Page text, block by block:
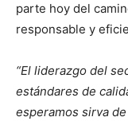
parte hoy del
responsable y
“El liderazgo del
estándares de
esperamos sirva